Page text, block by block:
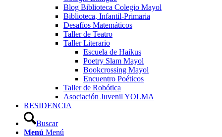
Blog Biblioteca Colegio Mayol
Biblioteca, Infantil-Primaria
Desafíos Matemáticos
Taller de Teatro
Taller Literario
Escuela de Haikus
Poetry Slam Mayol
Bookcrossing Mayol
Encuentro Poéticos
Taller de Robótica
Asociación Juvenil YOLMA
RESIDENCIA
Buscar
Menú Menú